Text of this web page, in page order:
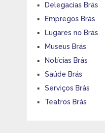
Delegacias Brás
Empregos Brás
Lugares no Brás
Museus Brás
Notícias Brás
Saúde Brás
Serviços Brás
Teatros Brás